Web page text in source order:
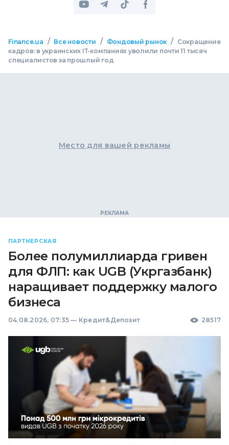
Finance.ua / Все новости / Фондовый рынок /
Сокращение
кадров: в украинских ІТ-компаниях уволили почти 11 тысяч
специалистов за прошлый год
Место для вашей рекламы
ПАРТНЕРСКАЯ
Более полумиллиарда гривен
для ФЛП: как UGB (Укргазбанк)
наращивает поддержку малого
бизнеса
04.08.2026, 07:35 — Кредит&Депозит 28517